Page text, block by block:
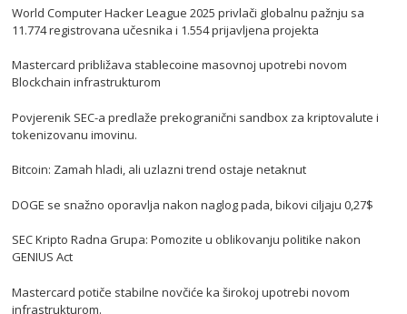
World Computer Hacker League 2025 privlači globalnu pažnju sa
11.774 registrovana učesnika i 1.554 prijavljena projekta
Mastercard približava stablecoine masovnoj upotrebi novom
Blockchain infrastrukturom
Povjerenik SEC-a predlaže prekogranični sandbox za kriptovalute i
tokenizovanu imovinu.
Bitcoin: Zamah hladi, ali uzlazni trend ostaje netaknut
DOGE se snažno oporavlja nakon naglog pada, bikovi ciljaju 0,27$
SEC Kripto Radna Grupa: Pomozite u oblikovanju politike nakon
GENIUS Act
Mastercard potiče stabilne novčiće ka širokoj upotrebi novom
infrastrukturom.